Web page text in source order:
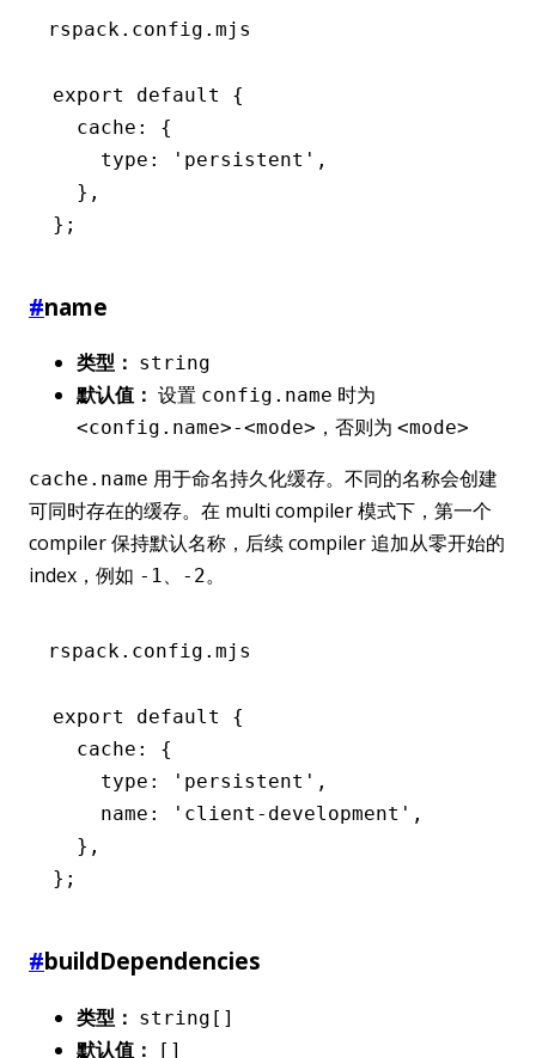
rspack.config.mjs
export default
{
  cache
:
{
    type
: 'persistent' ,
  }
,
};
#name
类型： string
默认值： 设置 config.name 时为
<config.name>-<mode> ，否则为 <mode>
cache.name 用于命名持久化缓存。不同的名称会创建
可同时存在的缓存。在 multi compiler 模式下，第一个
compiler 保持默认名称，后续 compiler 追加从零开始的
index，例如 -1、 -2。
rspack.config.mjs
export default
{
  cache
:
{
    type
: 'persistent' ,
    name
: 'client-development' ,
  }
,
};
#buildDependencies
类型： string[]
默认值： []